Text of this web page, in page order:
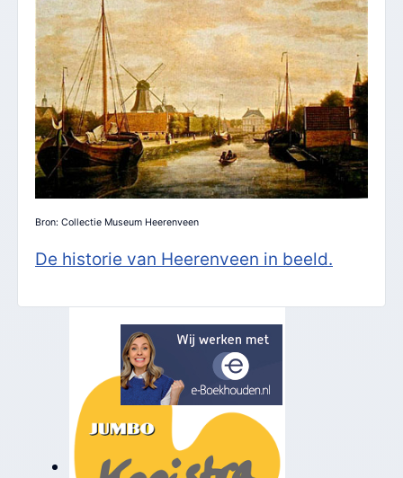
Bron: Collectie Museum Heerenveen
De historie van Heerenveen in beeld.